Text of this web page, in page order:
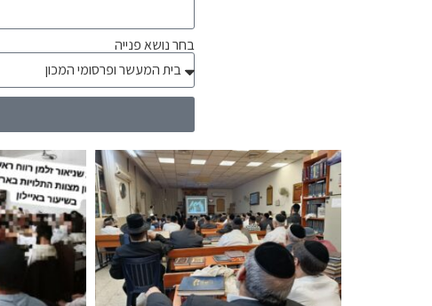
בחר נושא פנייה